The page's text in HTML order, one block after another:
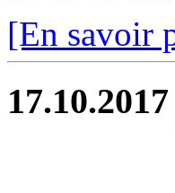
[En savoir
17.10.2017